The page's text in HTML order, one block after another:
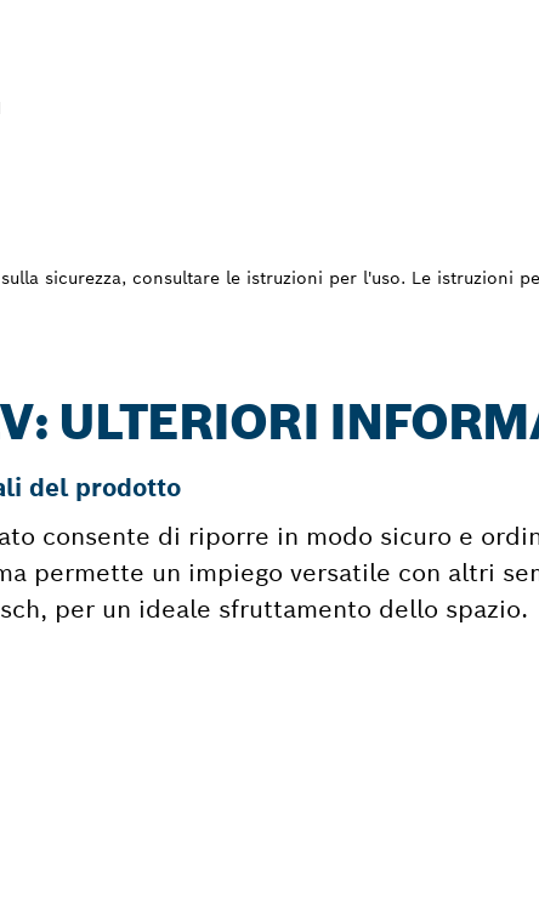
sicurezza, consultare le istruzioni per l'uso. Le istruzioni
ULTERIORI
del prodotto
consente di riporre in modo sicuro e
permette un impiego versatile con altri
per un ideale sfruttamento dello spazio.